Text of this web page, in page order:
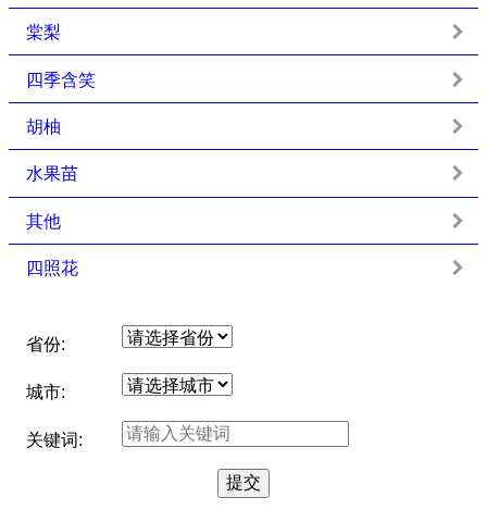
棠梨
四季含笑
胡柚
水果苗
其他
四照花
省份:
城市:
关键词: